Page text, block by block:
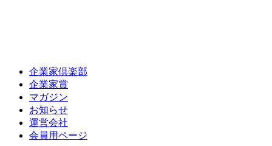
企業家倶楽部
企業家賞
マガジン
お知らせ
運営会社
会員用ページ